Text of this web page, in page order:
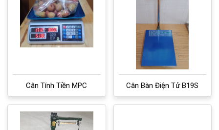
Cân Tính Tiền MPC Cân Bàn Điện Tử B19S